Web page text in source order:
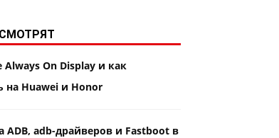
Always On Display и как
на Huawei и Honor
ADB, adb-драйверов и Fastboot в